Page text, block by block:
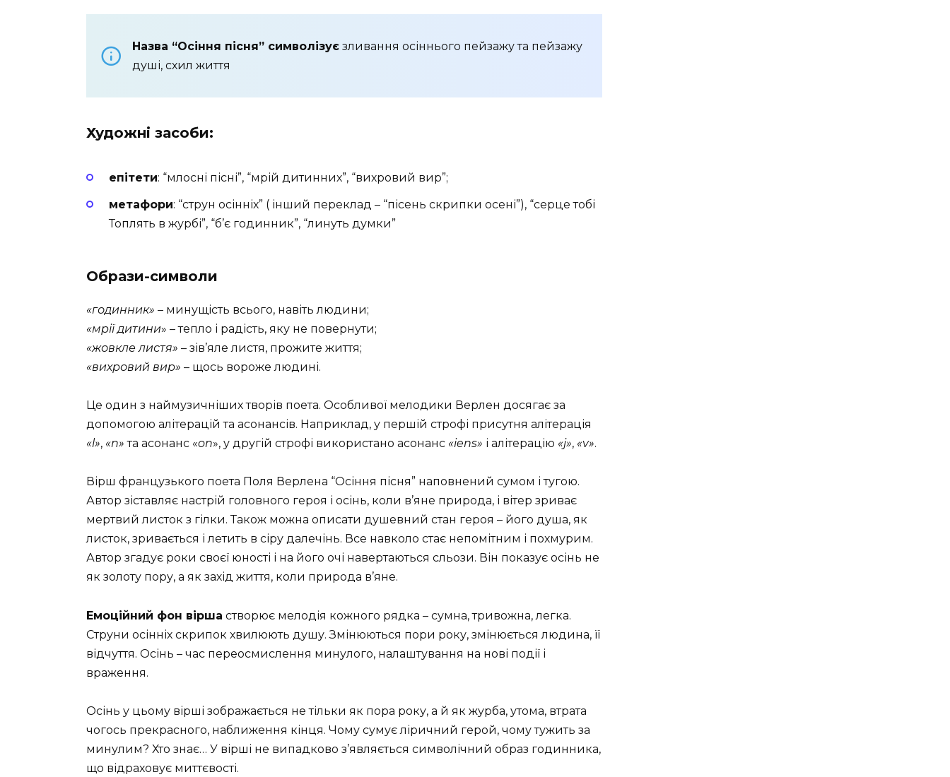
Назва “Осіння пісня” символізує зливання осіннього пейзажу та пейзажу
душі, схил життя
Художні засоби:
епітети: “млосні пісні”, “мрій дитинних”, “вихровий вир”;
метафори: “струн осінніх” ( інший переклад – “пісень скрипки осені”), “серце тобі
Топлять в журбі”, “б’є годинник”, “линуть думки”
Образи-символи
«годинник» – минущість всього, навіть людини;
«мрії дитини» – тепло і радість, яку не повернути;
«жовкле листя» – зів’яле листя, прожите життя;
«вихровий вир» – щось вороже людині.
Це один з наймузичніших творів поета. Особливої мелодики Верлен досягає за
допомогою алітерацій та асонансів. Наприклад, у першій строфі присутня алітерація
«l», «n» та асонанс «on», у другій строфі використано асонанс «iens» і алітерацію «j», «v».
Вірш французького поета Поля Верлена “Осіння пісня” наповнений сумом і тугою.
Автор зіставляє настрій головного героя і осінь, коли в’яне природа, і вітер зриває
мертвий листок з гілки. Також можна описати душевний стан героя – його душа, як
листок, зривається і летить в сіру далечінь. Все навколо стає непомітним і похмурим.
Автор згадує роки своєї юності і на його очі навертаються сльози. Він показує осінь не
як золоту пору, а як захід життя, коли природа в’яне.
Емоційний фон вірша створює мелодія кожного рядка – сумна, тривожна, легка.
Струни осінніх скрипок хвилюють душу. Змінюються пори року, змінюється людина, її
відчуття. Осінь – час переосмислення минулого, налаштування на нові події і
враження.
Осінь у цьому вірші зображається не тільки як пора року, а й як журба, утома, втрата
чогось прекрасного, наближення кінця. Чому сумує ліричний герой, чому тужить за
минулим? Хто знає… У вірші не випадково з’являється символічний образ годинника,
що відраховує миттєвості.